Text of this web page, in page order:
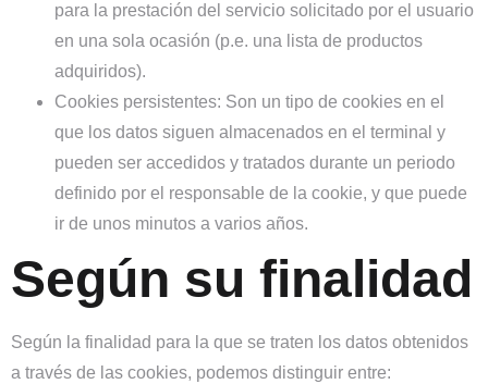
para la prestación del servicio solicitado por el usuario
en una sola ocasión (p.e. una lista de productos
adquiridos).
Cookies persistentes: Son un tipo de cookies en el
que los datos siguen almacenados en el terminal y
pueden ser accedidos y tratados durante un periodo
definido por el responsable de la cookie, y que puede
ir de unos minutos a varios años.
Según su finalidad
Según la finalidad para la que se traten los datos obtenidos
a través de las cookies, podemos distinguir entre: